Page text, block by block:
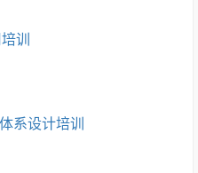
训
系设计培训